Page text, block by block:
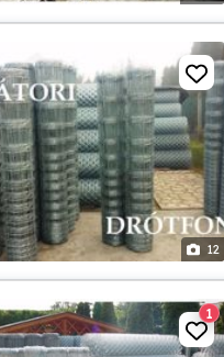
12
1